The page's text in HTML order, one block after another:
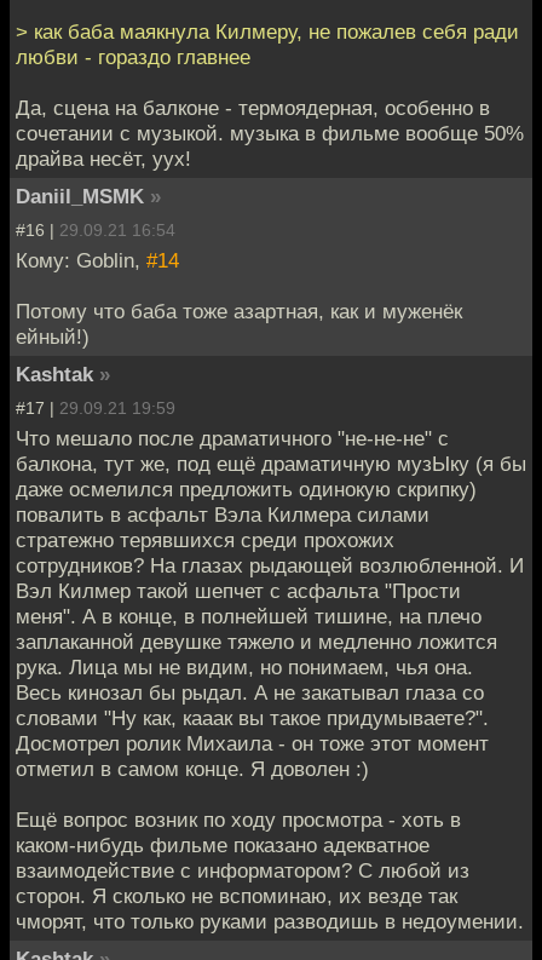
> как баба маякнула Килмеру, не пожалев себя ради
любви - гораздо главнее
Да, сцена на балконе - термоядерная, особенно в
сочетании с музыкой. музыка в фильме вообще 50%
драйва несёт, уух!
Daniil_MSMK »
#16 | 29.09.21 16:54
Кому: Goblin, #14
Потому что баба тоже азартная, как и муженёк
ейный!)
Kashtak »
#17 | 29.09.21 19:59
Что мешало после драматичного "не-не-не" с
балкона, тут же, под ещё драматичную музЫку (я бы
даже осмелился предложить одинокую скрипку)
повалить в асфальт Вэла Килмера силами
стратежно терявшихся среди прохожих
сотрудников? На глазах рыдающей возлюбленной. И
Вэл Килмер такой шепчет с асфальта "Прости
меня". А в конце, в полнейшей тишине, на плечо
заплаканной девушке тяжело и медленно ложится
рука. Лица мы не видим, но понимаем, чья она.
Весь кинозал бы рыдал. А не закатывал глаза со
словами "Ну как, кааак вы такое придумываете?".
Досмотрел ролик Михаила - он тоже этот момент
отметил в самом конце. Я доволен :)
Ещё вопрос возник по ходу просмотра - хоть в
каком-нибудь фильме показано адекватное
взаимодействие с информатором? С любой из
сторон. Я сколько не вспоминаю, их везде так
чморят, что только руками разводишь в недоумении.